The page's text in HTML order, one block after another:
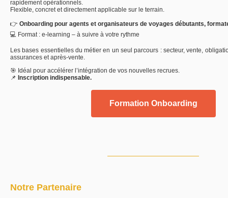
rapidementopérationnels.
Flexible, concretetdirectementapplicable sur le terrain.
👉 Onboarding pour agents et organisateurs de voyages débutants,
💻 Format : e- learning – à suivre à votre rythme
Les bases essentielles dumétieren unseulparcours : secteur,vente,
assurances etaprès-vente.
🎯 Idéal pour accélérer l’intégration de vos nouvelles recrues.
📌 Inscription indispensable.
Formation Onboarding
Notre Partenaire